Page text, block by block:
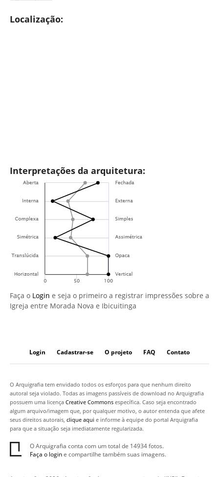
Localização:
Interpretações da arquitetura:
Faça o Login e seja o primeiro a registrar impressões sobre a
Igreja entre Morada Nova e Ibicuitinga
Login Cadastrar-se O projeto FAQ Contato
O Arquigrafia tem envidado todos os esforços para que nenhum direito
autoral seja violado. Todas as imagens passíveis de download no Arquigrafia
possuem uma licença Creative Commons específica. Caso seja encontrado
algum arquivo/imagem que, por qualquer motivo, o autor entenda que afete
seus direitos autorais, clique aqui e informe à equipe do portal Arquigrafia
para que a situação seja imediatamente regularizada.
O Arquigrafia conta com um total de 14934 fotos.
Faça o logine compartilhe também suas imagens.